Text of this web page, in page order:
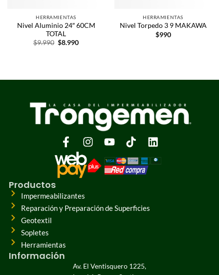
HERRAMIENTAS
Nivel Aluminio 24″ 60CM
TOTAL
$9.990 $8.990
HERRAMIENTAS
Nivel Torpedo 3 9 MAKAWA
$990
Información
Av. El Ventisquero 1225,
Productos
Impermeabilizantes
Reparación y Preparación de Superficies
Geotextil
Sopletes
Herramientas